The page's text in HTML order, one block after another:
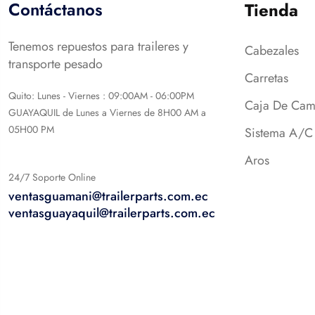
Contáctanos
Tenemos repuestos para traileres y
transporte pesado
Quito: Lunes - Viernes : 09:00AM - 06:00PM
GUAYAQUIL de Lunes a Viernes de 8H00 AM a
05H00 PM
24/7 Soporte Online
ventasguamani@trailerparts.com.ec
ventasguayaquil@trailerparts.com.ec
Tienda
Cabezales
Carretas
Caja De
Sistema A/C
Aros